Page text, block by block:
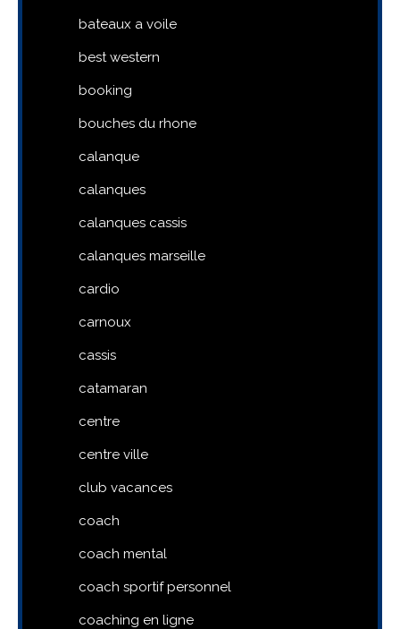
bateaux a voile
best western
booking
bouches du rhone
calanque
calanques
calanques cassis
calanques marseille
cardio
carnoux
cassis
catamaran
centre
centre ville
club vacances
coach
coach mental
coach sportif personnel
coaching en ligne